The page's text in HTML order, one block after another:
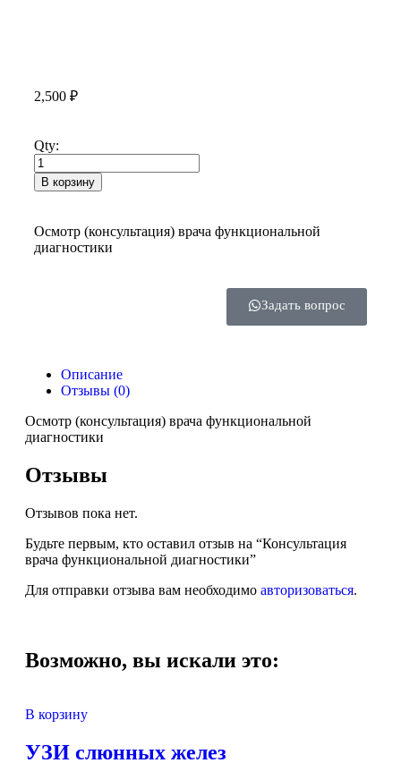
2,500 ₽
Qty:
В корзину
Осмотр (консультация) врача функциональной
диагностики
Задать вопрос
Описание
Отзывы (0)
Осмотр (консультация) врача функциональной
диагностики
Отзывы
Отзывов пока нет.
Будьте первым, кто оставил отзыв на “Консультация
врача функциональной диагностики”
Для отправки отзыва вам необходимо авторизоваться.
Возможно, вы искали это:
В корзину
УЗИ слюнных желез